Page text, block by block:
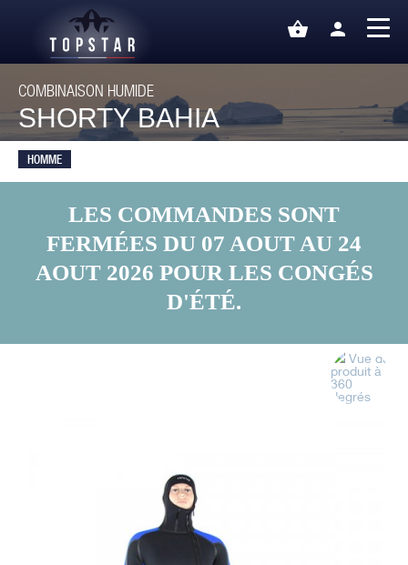
shopping_basket person
COMBINAISON HUMIDE
SHORTY BAHIA
HOMME
LES COMMANDES SONT
FERMÉES DU 07 AOUT AU 24
AOUT 2026 POUR LES CONGÉS
D'ÉTÉ.
Vue du
produit à
360
degrés